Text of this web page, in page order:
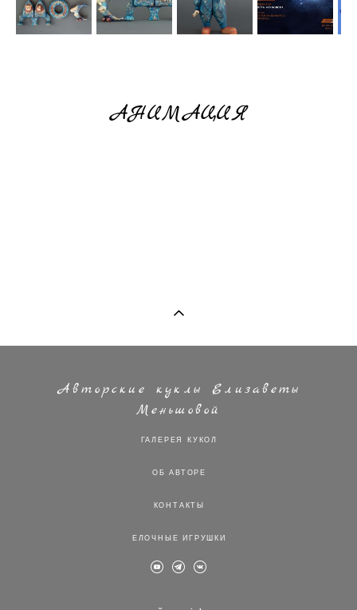
АНИМАЦИЯ
Авторские куклы Елизаветы
Меньшовой
ГАЛЕРЕЯ КУКОЛ
ОБ АВТОРЕ
КОНТАКТЫ
ЕЛОЧНЫЕ ИГРУШКИ